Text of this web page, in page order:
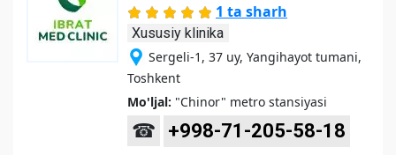
1 ta sharh
Xususiy klinika
Sergeli-1, 37 uy, Yangihayot tumani,
Toshkent
Mo'ljal: "Chinor" metro stansiyasi
☎ +998-71-205-58-18